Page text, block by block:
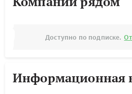
Доступно по подписке.
Информационная